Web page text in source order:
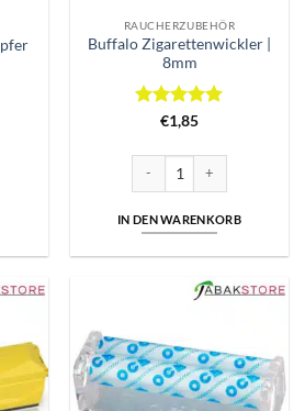
RAUCHERZUBEHÖR
Buffalo Zigarettenwickler |
8mm
Bewertet
5
€1,85
IN DEN WARENKORB